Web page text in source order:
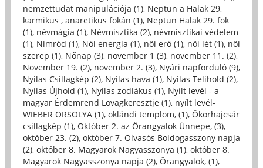
nemzettudat manipulációja (1), Neptun a Halak 29,
karmikus , anaretikus fokán (1), Neptun Halak 29. fok
(1), névmágia (1), Névmisztika (2), névmisztikai védelem
(1), Nimród (1), Női energia (1), női erő (1), női lét (1), női
szerep (1), Nőnap (3), november 1 (3), november 11. (2),
November 19. (2), november 2. (3), Nyári napforduló (9),
Nyilas Csillagkép (2), Nyilas hava (1), Nyilas Telihold (2),
Nyilas Újhold (1), Nyilas zodiákus (1), Nyílt levél - a
magyar Érdemrend Lovagkeresztje (1), nyílt levél-
WIEBER ORSOLYA (1), oklándi templom, (1), Ökörhajcsár
csillagkép (1), Október 2. az Őrangyalok Ünnepe, (3),
október 23. (2), október 7. Olvasós Boldogasszony napja
(2), október 8. Magyarok Nagyasszonya (1), október 8.
Magyarok Nagyasszonya napja (2), Őrangyalok, (1),